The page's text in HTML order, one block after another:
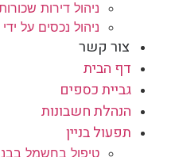
ניהול דירות שכורות
ניהול נכסים על ידי
צור קשר
דף הבית
גביית כספים
הנהלת חשבונות
תפעול בניין
טיפול בחשמל